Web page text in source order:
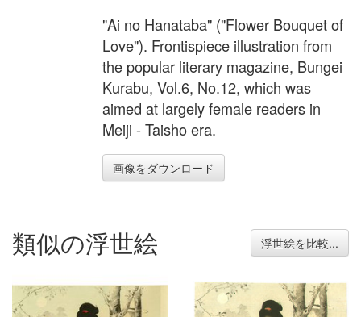
"Ai no Hanataba" ("Flower Bouquet of
Love"). Frontispiece illustration from
the popular literary magazine, Bungei
Kurabu, Vol.6, No.12, which was
aimed at largely female readers in
Meiji - Taisho era.
画像をダウンロード
類似の浮世絵 浮世絵を比較...